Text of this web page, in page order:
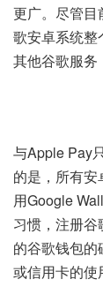
更广。尽管
歌安卓系统整
其他谷歌服务
与Apple Pay
的是，所有
用Google
习惯，注册
的谷歌钱包
或信用卡的使